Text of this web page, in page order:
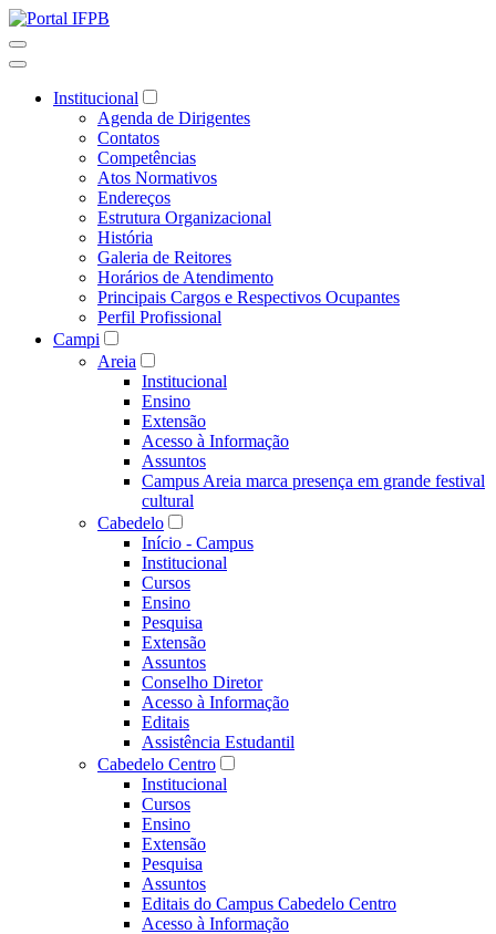
Institucional
Agenda de Dirigentes
Contatos
Competências
Atos Normativos
Endereços
Estrutura Organizacional
História
Galeria de Reitores
Horários de Atendimento
Principais Cargos e Respectivos Ocupantes
Perfil Profissional
Campi
Areia
Institucional
Ensino
Extensão
Acesso à Informação
Assuntos
Campus Areia marca presença em grande festival
cultural
Cabedelo
Início - Campus
Institucional
Cursos
Ensino
Pesquisa
Extensão
Assuntos
Conselho Diretor
Acesso à Informação
Editais
Assistência Estudantil
Cabedelo Centro
Institucional
Cursos
Ensino
Extensão
Pesquisa
Assuntos
Editais do Campus Cabedelo Centro
Acesso à Informação